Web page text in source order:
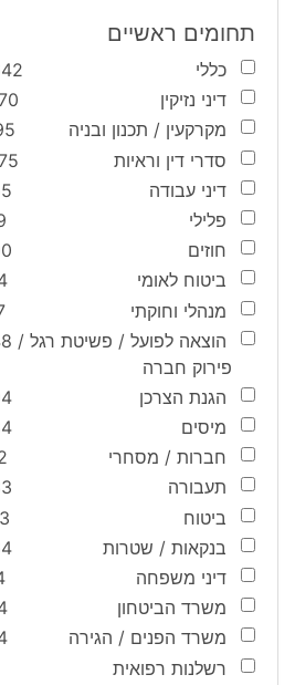
תחומים ראשיים
כללי
דיני נזיקין
מקרקעין / תכנון ובניה
סדרי דין וראיות
דיני עבודה
פלילי
חוזים
ביטוח לאומי
מנהלי וחוקתי
הוצאה לפועל / פשיטת רגל /
פירוק חברה
הגנת הצרכן
מיסים
חברות / מסחרי
תעבורה
ביטוח
בנקאות / שטרות
דיני משפחה
משרד הביטחון
משרד הפנים / הגירה
רשלנות רפואית